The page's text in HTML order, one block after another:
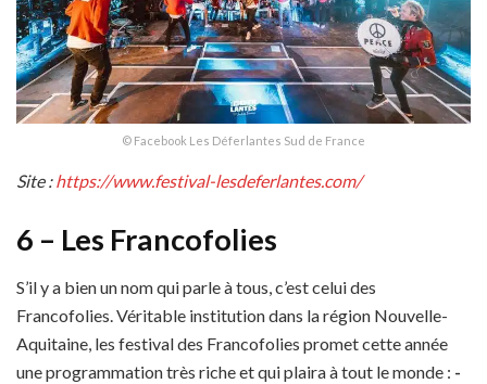
© Facebook Les Déferlantes Sud de France
Site :https://www.festival-lesdeferlantes.com/
6 – Les Francofolies
S’il y a bien un nom qui parle à tous, c’est celui des
Francofolies. Véritable institution dans la région Nouvelle-
Aquitaine, les festival des Francofolies promet cette année
une programmation très riche et qui plaira à tout le monde : -